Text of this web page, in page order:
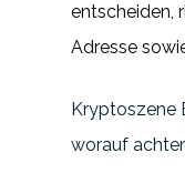
entscheiden,
Adresse
Kryptoszene
worauf